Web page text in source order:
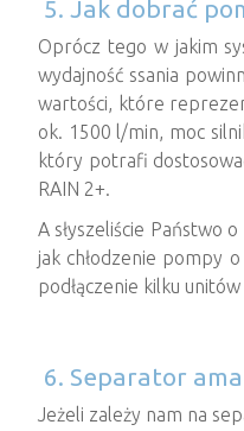
5. Jak dobrać
Oprócz tego w jakim
wydajność ssania
wartości, które
ok. 1500 l/min, moc
który potrafi
RAIN 2+.
A słyszeliście Państwo
jak chłodzenie pompy
podłączenie kilku
6. Separator
Jeżeli zależy nam na